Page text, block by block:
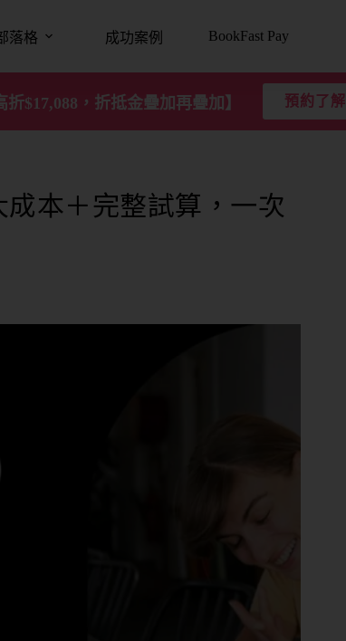
落格 成功案例 BookFast Pay
折$17,088，折抵金疊加再疊加】 預約了解
本＋完整試算，一次